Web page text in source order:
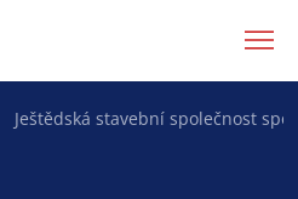
Ještědská stavební společnost